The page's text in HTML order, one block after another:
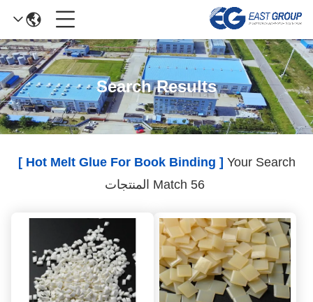
Search Results
Your Search
[ Hot Melt Glue For Book Binding ]